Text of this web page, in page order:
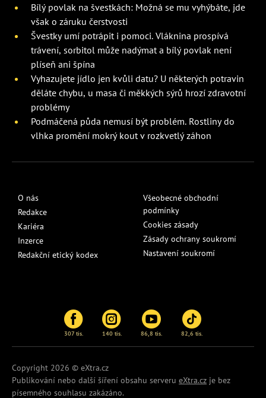
Bílý povlak na švestkách: Možná se mu vyhýbáte, jde
však o záruku čerstvosti
Švestky umí potrápit i pomoci. Vláknina prospívá
trávení, sorbitol může nadýmat a bílý povlak není
plíseň ani špína
Vyhazujete jídlo jen kvůli datu? U některých potravin
děláte chybu, u masa či měkkých sýrů hrozí zdravotní
problémy
Podmáčená půda nemusí být problém. Rostliny do
vlhka promění mokrý kout v rozkvetlý záhon
O nás
Redakce
Kariéra
Inzerce
Redakční etický kodex
Všeobecné obchodní
podmínky
Cookies zásady
Zásady ochrany soukromí
Nastavení soukromí
307 tis. 140 tis. 86,8 tis. 82,6 tis.
Copyright 2026 © eXtra.cz
Publikování nebo další šíření obsahu serveru eXtra.cz je bez
písemného souhlasu zakázáno.